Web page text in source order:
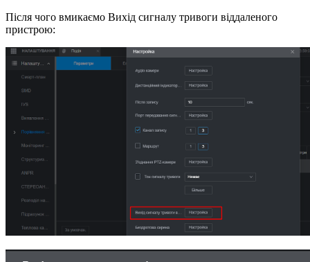
Після чого вмикаємо Вихід сигналу тривоги віддаленого
пристрою: